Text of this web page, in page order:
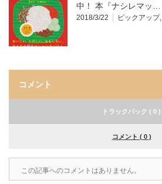
中！ 本『ナシレマッ…
2018/3/22 ピックアップ,
コメント
トラックバック ( 0 )
コメント ( 0 )
この記事へのコメントはありません。